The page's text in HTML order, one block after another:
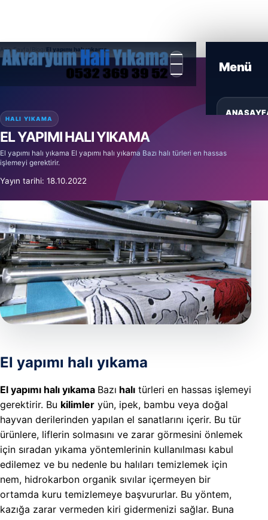
BLOG
GALERI
İLETIŞIM
Ana Sayfa El yapımı halı yıkama
HALI YIKAMA
EL YAPIMI HALI YIKAMA
El yapımı halı yıkama El yapımı halı yıkama Bazı halı türleri en hassas
işlemeyi gerektirir.
Yayın tarihi: 18.10.2022
El yapımı halı yıkama
El yapımı halı yıkama Bazı halı türleri en hassas işlemeyi
gerektirir. Bu kilimler yün, ipek, bambu veya doğal
hayvan derilerinden yapılan el sanatlarını içerir. Bu tür
ürünlere, liflerin solmasını ve zarar görmesini önlemek
için sıradan yıkama yöntemlerinin kullanılması kabul
edilemez ve bu nedenle bu halıları temizlemek için
nem, hidrokarbon organik sıvılar içermeyen bir
ortamda kuru temizlemeye başvururlar. Bu yöntem,
kazığa zarar vermeden kiri gidermenizi sağlar. Buna